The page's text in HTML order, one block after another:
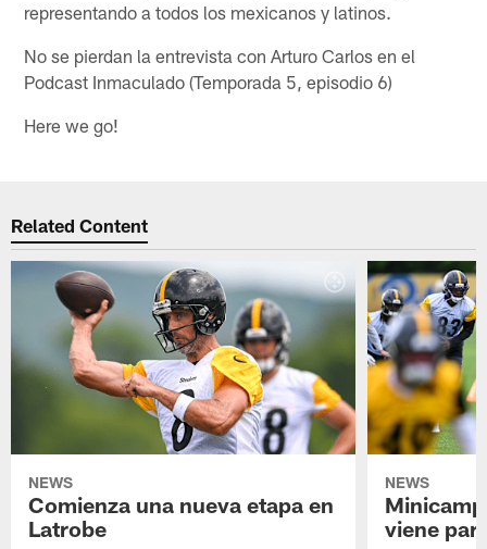
representando a todos los mexicanos y latinos.
No se pierdan la entrevista con Arturo Carlos en el
Podcast Inmaculado (Temporada 5, episodio 6)
Here we go!
Related Content
NEWS
Comienza una nueva etapa en
Latrobe
NEWS
viene